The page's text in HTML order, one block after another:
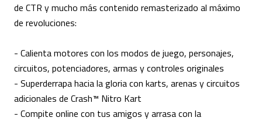
de CTR y mucho más contenido remasterizado al máximo
de revoluciones:
- Calienta motores con los modos de juego, personajes,
circuitos, potenciadores, armas y controles originales
- Superderrapa hacia la gloria con karts, arenas y circuitos
adicionales de Crash™ Nitro Kart
- Compite online con tus amigos y arrasa con la